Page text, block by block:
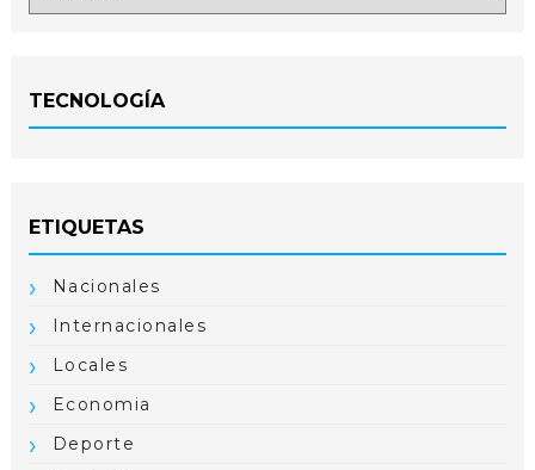
TECNOLOGÍA
ETIQUETAS
Nacionales
Internacionales
Locales
Economia
Deporte